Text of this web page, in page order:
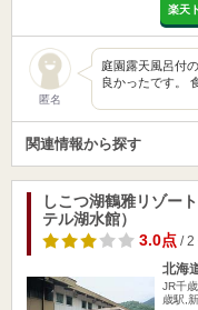
楽天
匿名
庭園露天風呂付
良かったです。
関連情報から探す
しこつ湖鶴雅リゾー
テル湖水館）
3.0点/ 2
北海
JR千
歳駅,